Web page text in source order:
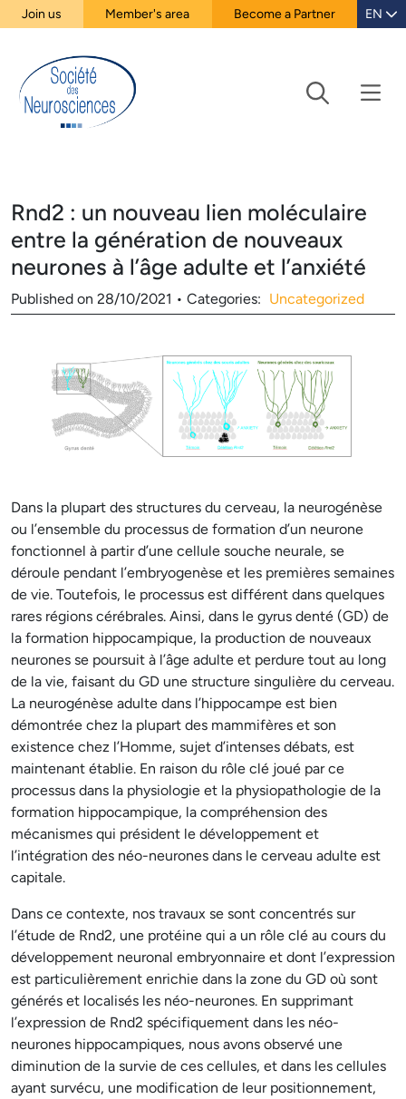
Join us Member's area Become a Partner EN
Rnd2 : un nouveau lien moléculaire
entre la génération de nouveaux
neurones à l’âge adulte et l’anxiété
Published on 28/10/2021 • Categories: Uncategorized
Dans la plupart des structures du cerveau, la neurogénèse
ou l’ensemble du processus de formation d’un neurone
fonctionnel à partir d’une cellule souche neurale, se
déroule pendant l’embryogenèse et les premières semaines
de vie. Toutefois, le processus est différent dans quelques
rares régions cérébrales. Ainsi, dans le gyrus denté (GD) de
la formation hippocampique, la production de nouveaux
neurones se poursuit à l’âge adulte et perdure tout au long
de la vie, faisant du GD une structure singulière du cerveau.
La neurogénèse adulte dans l’hippocampe est bien
démontrée chez la plupart des mammifères et son
existence chez l’Homme, sujet d’intenses débats, est
maintenant établie. En raison du rôle clé joué par ce
processus dans la physiologie et la physiopathologie de la
formation hippocampique, la compréhension des
mécanismes qui président le développement et
l’intégration des néo-neurones dans le cerveau adulte est
capitale.
Dans ce contexte, nos travaux se sont concentrés sur
l’étude de Rnd2, une protéine qui a un rôle clé au cours du
développement neuronal embryonnaire et dont l’expression
est particulièrement enrichie dans la zone du GD où sont
générés et localisés les néo-neurones. En supprimant
l’expression de Rnd2 spécifiquement dans les néo-
neurones hippocampiques, nous avons observé une
diminution de la survie de ces cellules, et dans les cellules
ayant survécu, une modification de leur positionnement,